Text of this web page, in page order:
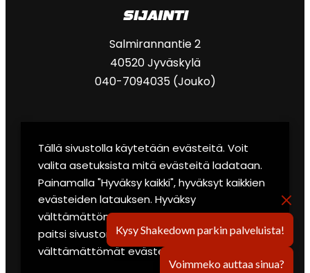
Kysy Shakedown parkin palveluista!
Voimmeko auttaa sinua?
SIJAINTI
Salmirannantie 2
40520 Jyväskylä
040-7094035 (Jouko)
eRally
Lounge & sauna
Garage-autonäyttely
Yrityksille ja ryhmille
Secto Rally -paketti
Tällä sivustolla käytetään evästeitä. Voit
valita asetuksista mitä evästeitä ladataan.
Painamalla "Hyväksy kaikki", hyväksyt kaikkien
evästeiden latauksen. Hyväksy
välttämättömät -valinta estää kaikki muut,
paitsi sivuston toiminnan kannalta
välttämättömät evästeet.